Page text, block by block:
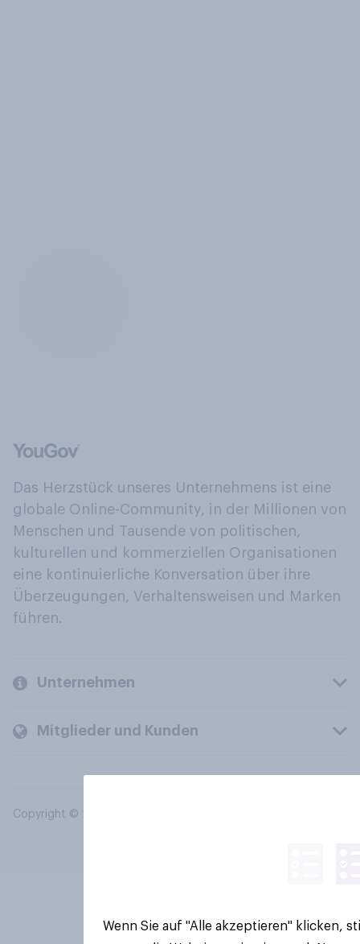
Das Herzstück unseres Unternehmens ist eine
globale Online-Community, in der Millionen von
Menschen und Tausende von politischen,
kulturellen und kommerziellen Organisationen
eine kontinuierliche Konversation über ihre
Überzeugungen, Verhaltensweisen und Marken
führen.
Unternehmen
Mitglieder und Kunden
Copyright © 2026 YouGov PLC. Alle Rechte vorbehalten.
Wenn Sie auf "Alle akzeptieren" klicken,